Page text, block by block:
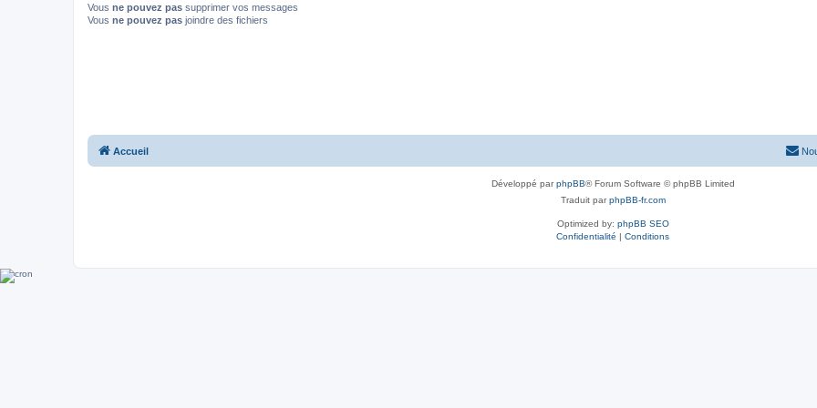
Vous ne pouvez pas supprimer vos messages
Vous ne pouvez pas joindre des fichiers
Accueil
Développé parphpBB® Forum Software © phpBB Limited
Traduit parphpBB-fr.com
Optimized by: phpBB SEO
Confidentialité | Conditions